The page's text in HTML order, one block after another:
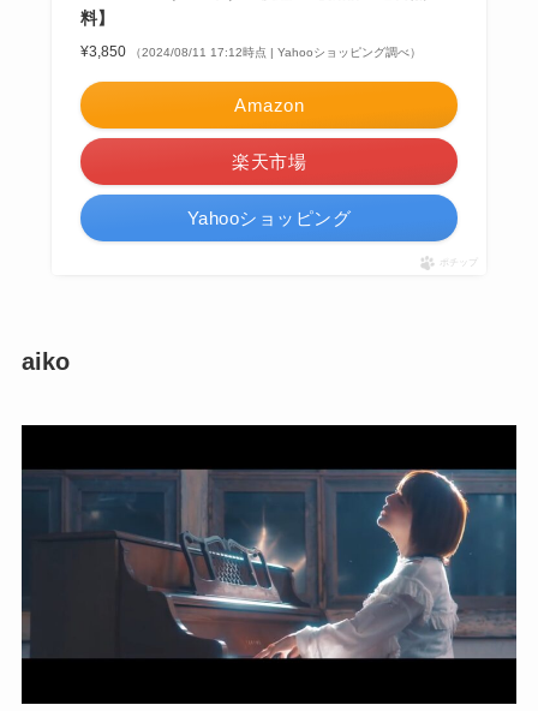
料】
¥3,850 （2024/08/11 17:12時点 | Yahooショッピング調べ）
Amazon
楽天市場
Yahooショッピング
ポチップ
aiko